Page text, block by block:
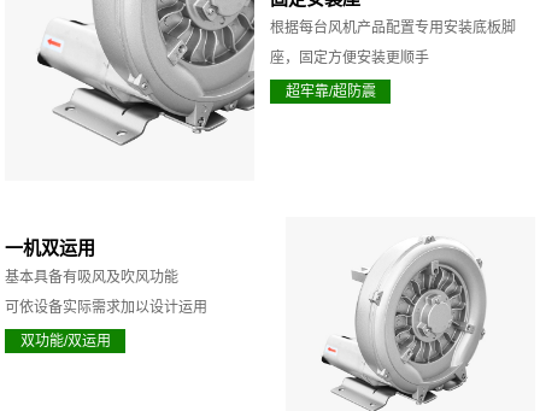
根据每台风机产品配置专用安装底板脚
座，固定方便安装更顺手
超牢靠/超防震
一机双运用
基本具备有吸风及吹风功能
可依设备实际需求加以设计运用
双功能/双运用